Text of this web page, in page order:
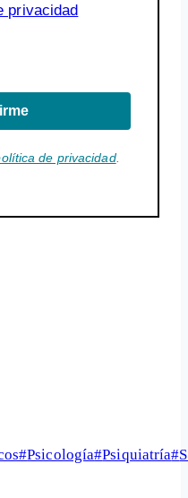
privacidad
de privacidad.
#Psicología#Psiquiatría#